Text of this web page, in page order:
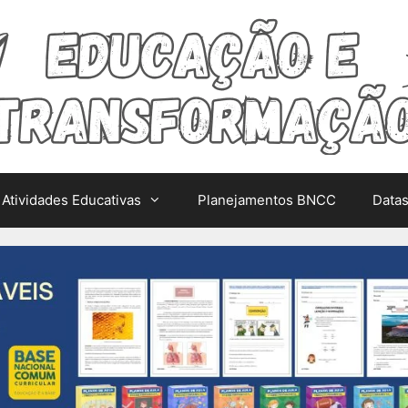
Atividades Educativas Planejamentos BNCC